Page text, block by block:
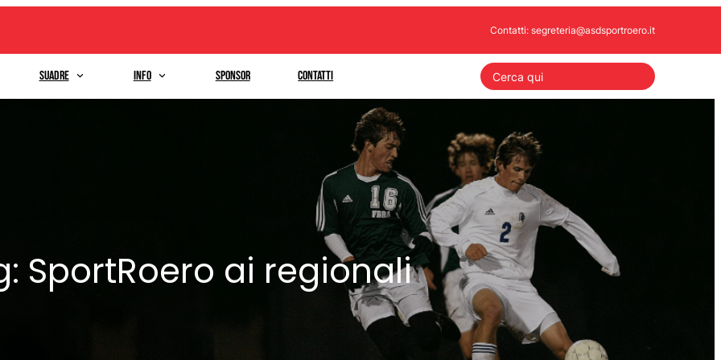
Contatti: segreteria@asdsportroero.it
Suadre Info Sponsor Contatti
S
e
a
r
c
h
SportRoero ai regionali